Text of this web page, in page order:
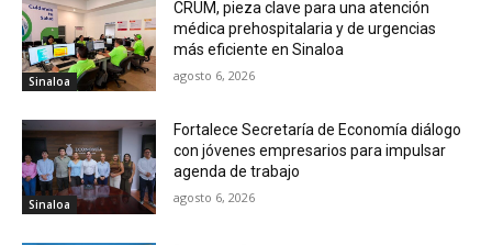
Sinaloa
CRUM, pieza clave para una atención
médica prehospitalaria y de urgencias
más eficiente en Sinaloa
agosto 6, 2026
Sinaloa
Fortalece Secretaría de Economía diálogo
con jóvenes empresarios para impulsar
agenda de trabajo
agosto 6, 2026